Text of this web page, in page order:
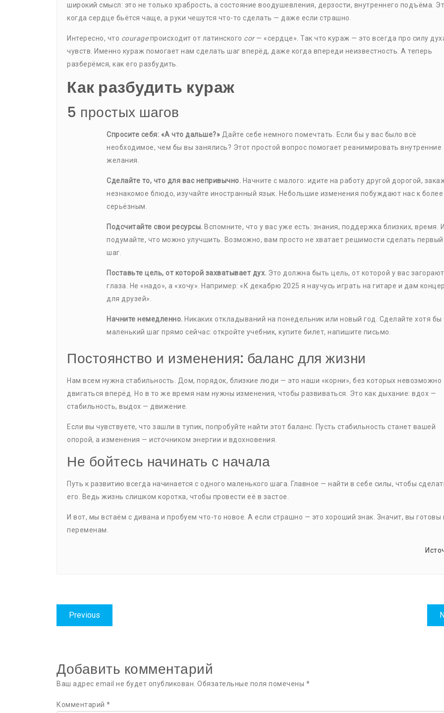
широкий смысл: это не только храбрость, а состояние воодушевления, дерзости, внутреннего подъёма.
когда сердце бьётся чаще, а руки чешутся что-то сделать — даже если страшно.
Интересно, что courageпроисходит от латинского cor— «сердце». Так что кураж — это всегда про силу
чувств. Именно кураж помогает нам сделать шаг вперёд, даже когда впереди неизвестность. А теперь
разберёмся, как его разбудить.
Как разбудить кураж
5 простых шагов
Спросите себя: «А что дальше?» Дайте себе немного помечтать. Если бы у вас было всё
необходимое, чем бы вы занялись? Этот простой вопрос помогает реанимировать внутренние
желания.
Сделайте то, что для вас непривычно. Начните с малого: идите на работу другой дорогой,
незнакомое блюдо, изучайте иностранный язык. Небольшие изменения побуждают нас к более
серьёзным.
Подсчитайте свои ресурсы. Вспомните, что у вас уже есть: знания, поддержка близких, время. И
подумайте, что можно улучшить. Возможно, вам просто не хватает решимости сделать первый
шаг.
Поставьте цель, от которой захватывает дух. Это должна быть цель, от которой у вас
глаза. Не «надо», а «хочу». Например: «К декабрю 2025 я научусь играть на гитаре и дам
для друзей».
Начните немедленно. Никаких откладываний на понедельник или новый год. Сделайте хотя бы
маленький шаг прямо сейчас: откройте учебник, купите билет, напишите письмо.
Постоянство и изменения: баланс для жизни
Нам всем нужна стабильность. Дом, порядок, близкие люди — это наши «корни», без которых невозможно
двигаться вперёд. Но в то же время нам нужны изменения, чтобы развиваться. Это как дыхание: вдох —
стабильность, выдох — движение.
Если вы чувствуете, что зашли в тупик, попробуйте найти этот баланс. Пусть стабильность станет вашей
опорой, а изменения — источником энергии и вдохновения.
Не бойтесь начинать с начала
Путь к развитию всегда начинается с одного маленького шага. Главное — найти в себе силы, чтобы
его. Ведь жизнь слишком коротка, чтобы провести её в застое.
И вот, мы встаём с дивана и пробуем что-то новое. А если страшно — это хороший знак. Значит, вы готовы
переменам.
Навигация
по
Previous
post:
Добавить комментарий
Ваш адрес email не будет опубликован. Обязательные поля помечены *
Комментарий *